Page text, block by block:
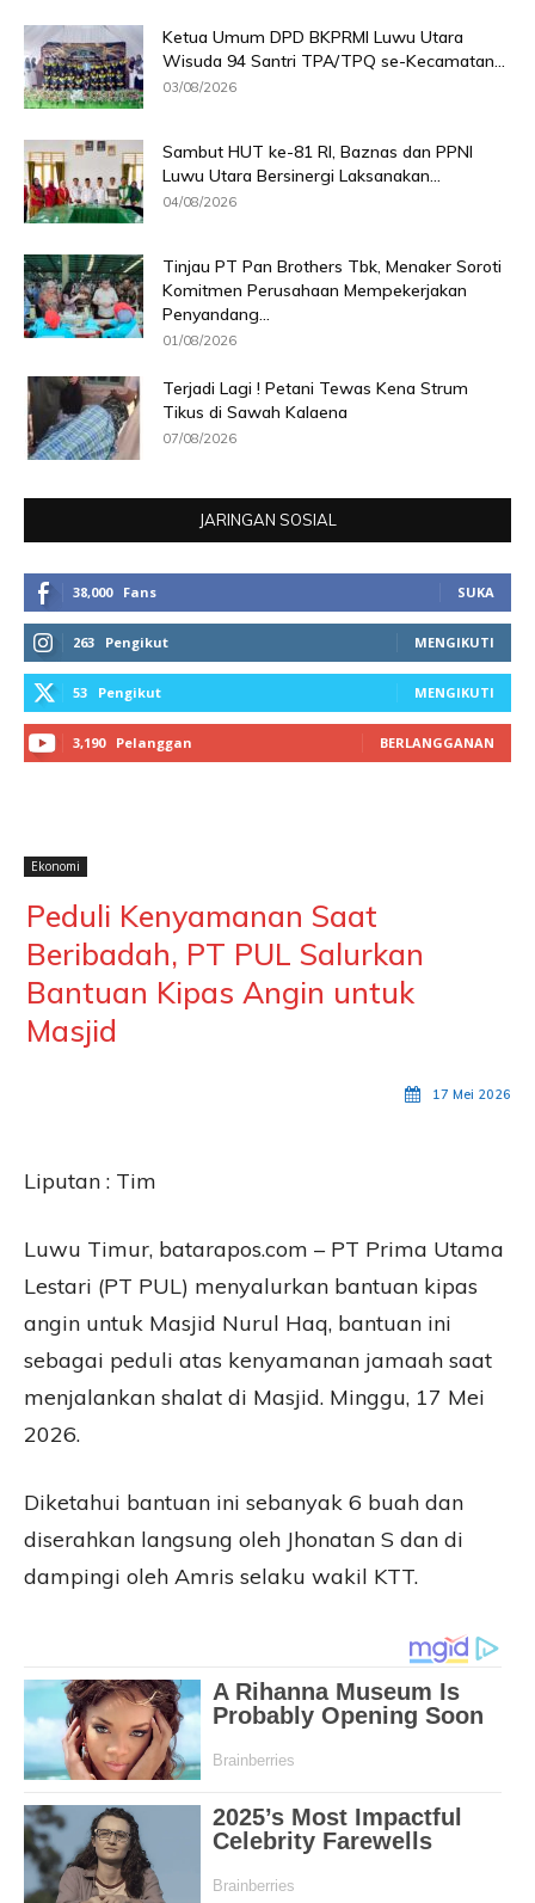
Ketua Umum DPD BKPRMI Luwu Utara
Wisuda 94 Santri TPA/TPQ se-Kecamatan...
03/08/2026
Sambut HUT ke-81 RI, Baznas dan PPNI
Luwu Utara Bersinergi Laksanakan...
04/08/2026
Tinjau PT Pan Brothers Tbk, Menaker Soroti
Komitmen Perusahaan Mempekerjakan
Penyandang...
01/08/2026
Terjadi Lagi ! Petani Tewas Kena Strum
Tikus di Sawah Kalaena
07/08/2026
JARINGAN SOSIAL
38,000 Fans SUKA
263 Pengikut MENGIKUTI
53 Pengikut MENGIKUTI
3,190 Pelanggan BERLANGGANAN